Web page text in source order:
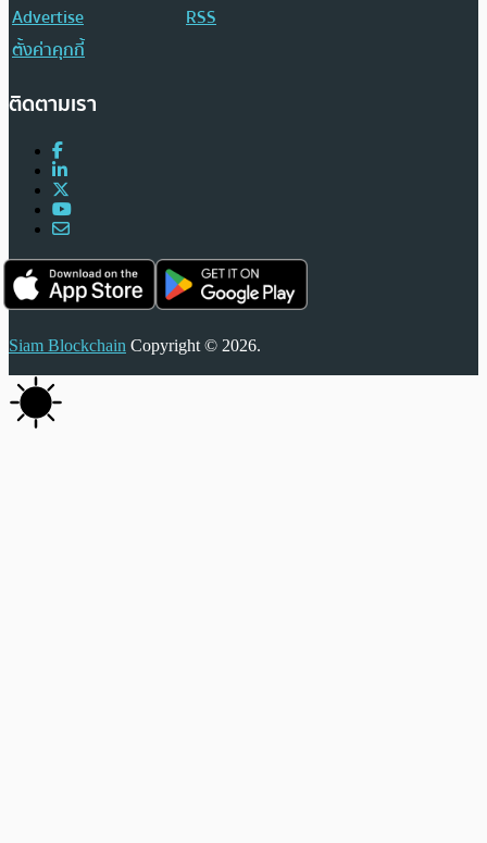
Advertise
RSS
ตั้งค่าคุกกี้
ติดตามเรา
Siam Blockchain Copyright © 2026.